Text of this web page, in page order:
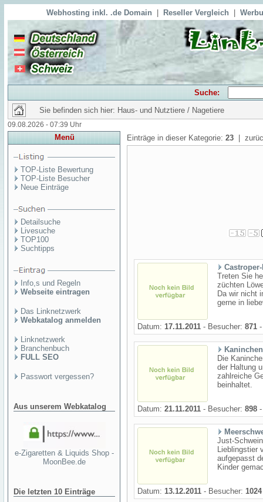
Webhosting inkl. .de Domain Reseller Vergleich
Suche:
Sie befinden sich hier: Haus- und Nutztiere / Nagetiere
09.08.2026 - 07:39 Uhr
Menü
TOP-Liste Bewertung
TOP-Liste Besucher
Neue Einträge
Detailsuche
Livesuche
TOP100
Suchtipps
Info,s und Regeln
Webseite eintragen
Das Linknetzwerk
Webkatalog anmelden
Linknetzwerk
Branchenbuch
FULL SEO
Passwort vergessen?
Aus unserem Webkatalog
e-Zigaretten & Liquids Shop -
MoonBee.de
Die letzten 10 Einträge
Einträge in dieser Kategorie: 23 |
Treten Sie
züchten
Da wir nicht
gerne in
Datum: 17.11.2011 - Besucher: 871
Die
der Haltung
zahlreiche
beinhaltet.
Datum: 21.11.2011 - Besucher: 898
Just-
Lieblingstier
aufgepasst
Kinder
Datum: 13.12.2011 - Besucher: 1024